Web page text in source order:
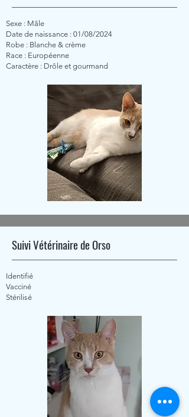
Sexe : Mâle
Date de naissance : 01/08/2024
Robe : Blanche & crème
Race : Européenne
Caractère : Drôle et gourmand
Suivi Vétérinaire de Orso
Identifié
Vacciné
Stérilisé